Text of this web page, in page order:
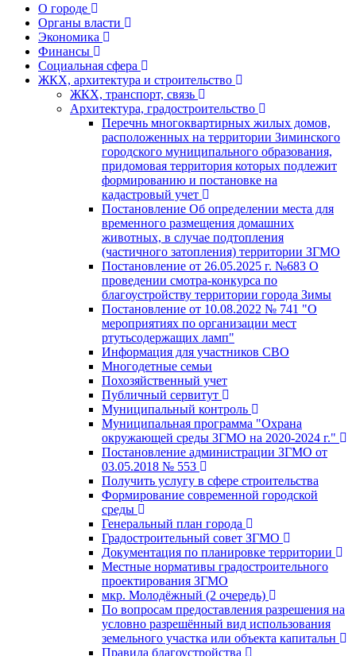
О городе
Органы власти
Экономика
Финансы
Социальная сфера
ЖКХ, архитектура и строительство
ЖКХ, транспорт, связь
Архитектура, градостроительство
Перечнь многоквартирных жилых домов,
расположенных на территории Зиминского
городского муниципального образования,
придомовая территория которых подлежит
формированию и постановке на
кадастровый учет
Постановление Об определении места для
временного размещения домашних
животных, в случае подтопления
(частичного затопления) территории ЗГМО
Постановление от 26.05.2025 г. №683 О
проведении смотра-конкурса по
благоустройству территории города Зимы
Постановление от 10.08.2022 № 741 "О
мероприятиях по организации мест
ртутьсодержащих ламп"
Информация для участников СВО
Многодетные семьи
Похозяйственный учет
Публичный сервитут
Муниципальный контроль
Муниципальная программа "Охрана
окружающей среды ЗГМО на 2020-2024 г."
Постановление администрации ЗГМО от
03.05.2018 № 553
Получить услугу в сфере строительства
Формирование современной городской
среды
Генеральный план города
Градостроительный совет ЗГМО
Документация по планировке территории
Местные нормативы градостроительного
проектирования ЗГМО
мкр. Молодёжный (2 очередь)
По вопросам предоставления разрешения на
условно разрешённый вид использования
земельного участка или объекта капитальн
Правила благоустройства